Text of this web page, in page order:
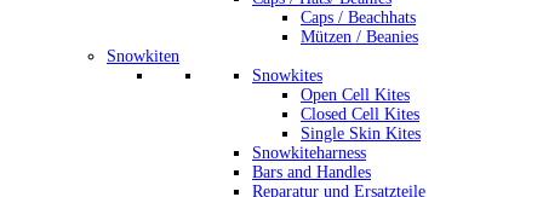
Caps / Beachhats
Mützen / Beanies
Snowkiten
Snowkites
Open Cell Kites
Closed Cell Kites
Single Skin Kites
Snowkiteharness
Bars and Handles
Reparatur und Ersatzteile